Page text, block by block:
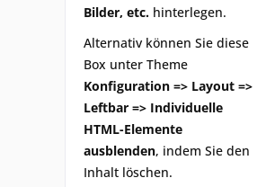
Bilder, etc. hinterlegen.
Alternativ können Sie diese
Box unter Theme
Konfiguration => Layout =>
Leftbar => Individuelle
HTML-Elemente
ausblenden, indem Sie den
Inhalt löschen.